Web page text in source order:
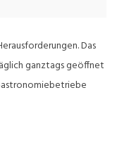
Das
ganztags geöffnet